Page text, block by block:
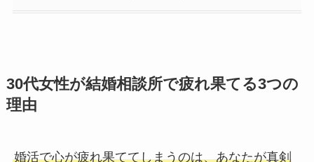
30代女性が結婚相談所で疲れ果てる3つの
理由
婚活で心が疲れ果ててしまうのは、あなたが真剣